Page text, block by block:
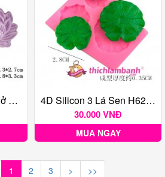
4D Silicon Hoa Sen Nở Nhụy H6296 4D Silicon 3 Lá Sen H6270
30.000 VNĐ
MUA NGAY
1 2 3 > >>